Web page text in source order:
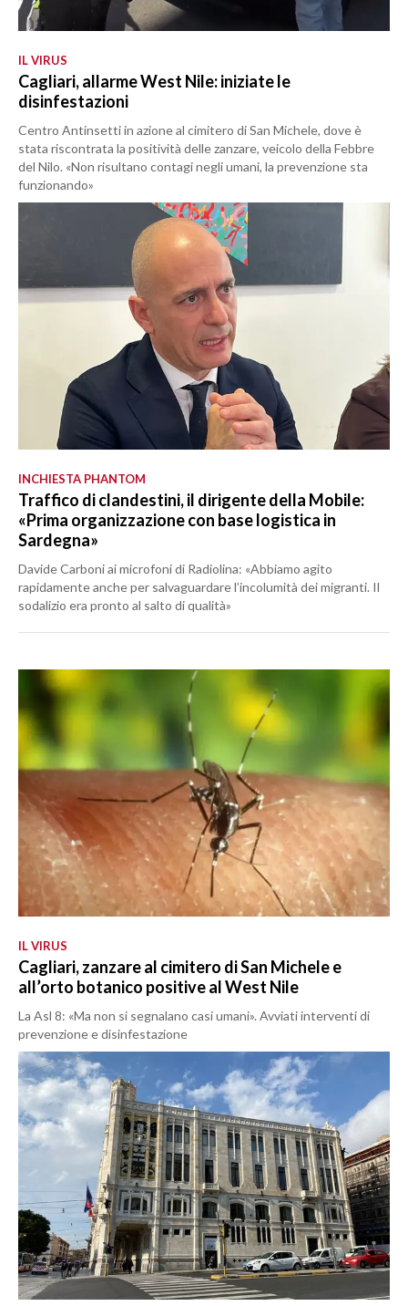
IL VIRUS
Cagliari, allarme West Nile: iniziate le
disinfestazioni
Centro Antinsetti in azione al cimitero di San Michele, dove è
stata riscontrata la positività delle zanzare, veicolo della Febbre
del Nilo. «Non risultano contagi negli umani, la prevenzione sta
funzionando»
INCHIESTA PHANTOM
Traffico di clandestini, il dirigente della Mobile:
«Prima organizzazione con base logistica in
Sardegna»
Davide Carboni ai microfoni di Radiolina: «Abbiamo agito
rapidamente anche per salvaguardare l’incolumità dei migranti. Il
sodalizio era pronto al salto di qualità»
IL VIRUS
Cagliari, zanzare al cimitero di San Michele e
all’orto botanico positive al West Nile
La Asl 8: «Ma non si segnalano casi umani». Avviati interventi di
prevenzione e disinfestazione